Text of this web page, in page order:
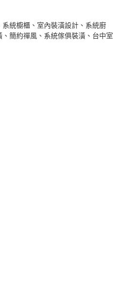
統櫥櫃、室內裝潢設計、系統廚
簡約禪風、系統傢俱裝潢、台中室